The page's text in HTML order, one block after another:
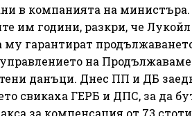
в компанията на
им години, разкри, че
гарантират
на
данъци. Днес ПП и ДБ
свикаха ГЕРБ и ДПС, за да
за компенсация от 73